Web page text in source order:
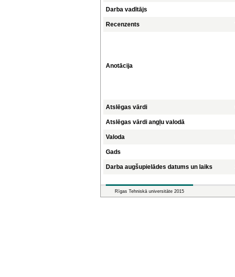
Darba vadītājs
Recenzents
Anotācija
Atslēgas vārdi
Atslēgas vārdi angļu valodā
Valoda
Gads
Darba augšupielādes datums un laiks
Rīgas Tehniskā universitāte 2015